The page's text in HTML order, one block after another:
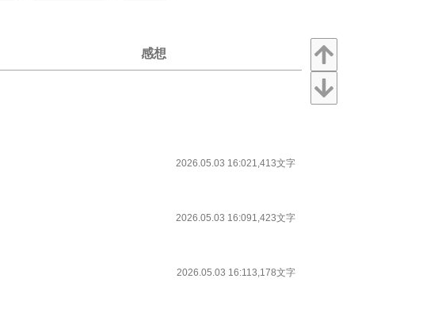
感想
2026.05.03 16:021,413文字
2026.05.03 16:091,423文字
2026.05.03 16:113,178文字